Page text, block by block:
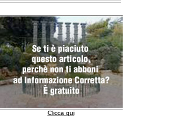
Clicca qui